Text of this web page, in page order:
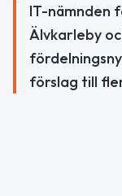
IT-nämnden
Älvkarleby
förslag till